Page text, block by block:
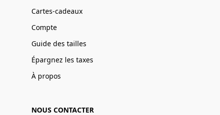
Cartes-cadeaux
Compte
Guide des tailles
Épargnez les taxes
À propos
NOUS CONTACTER